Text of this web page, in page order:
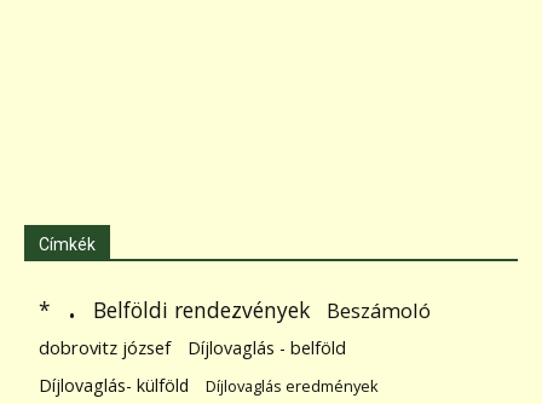
Címkék
* . Belföldi rendezvények Beszámoló
dobrovitz józsef
Díjlovaglás - belföld
Díjlovaglás- külföld
Díjlovaglás eredmények